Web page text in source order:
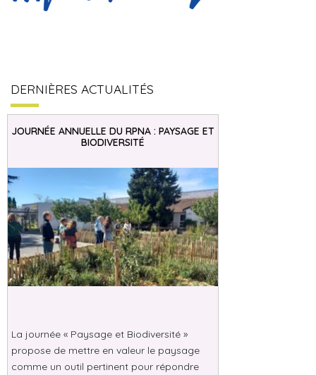
DERNIÈRES ACTUALITÉS
JOURNÉE ANNUELLE DU RPNA : PAYSAGE ET
BIODIVERSITÉ
La journée « Paysage et Biodiversité »
propose de mettre en valeur le paysage
comme un outil pertinent pour répondre